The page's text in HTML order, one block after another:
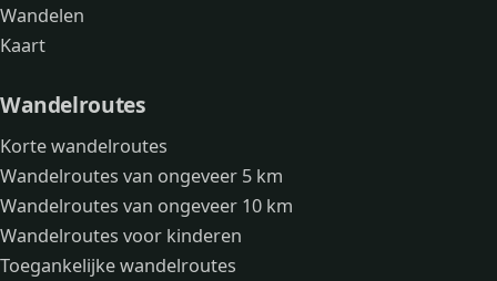
Wandelen
Kaart
Wandelroutes
Korte wandelroutes
Wandelroutes van ongeveer 5 km
Wandelroutes van ongeveer 10 km
Wandelroutes voor kinderen
Toegankelijke wandelroutes